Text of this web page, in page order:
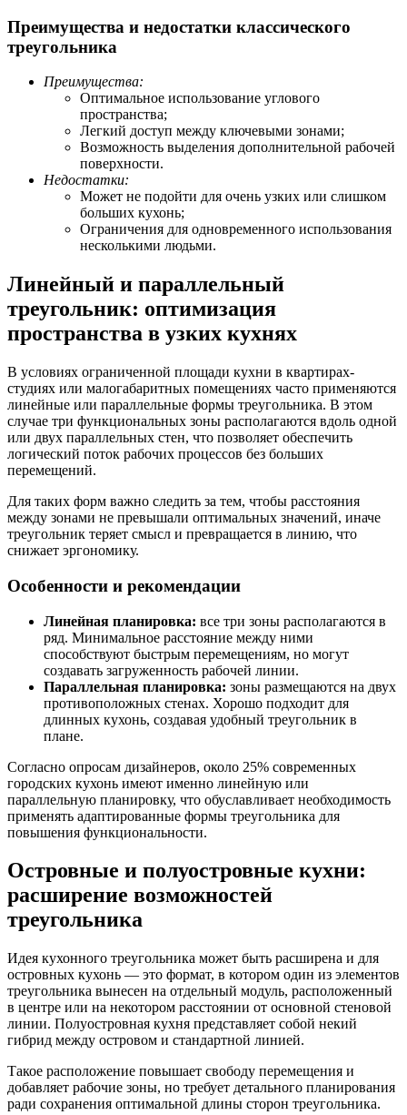
Преимущества и недостатки классического
треугольника
Преимущества:
Оптимальное использование углового
пространства;
Легкий доступ между ключевыми зонами;
Возможность выделения дополнительной рабочей
поверхности.
Недостатки:
Может не подойти для очень узких или слишком
больших кухонь;
Ограничения для одновременного использования
несколькими людьми.
Линейный и параллельный
треугольник: оптимизация
пространства в узких кухнях
В условиях ограниченной площади кухни в квартирах-
студиях или малогабаритных помещениях часто применяются
линейные или параллельные формы треугольника. В этом
случае три функциональных зоны располагаются вдоль одной
или двух параллельных стен, что позволяет обеспечить
логический поток рабочих процессов без больших
перемещений.
Для таких форм важно следить за тем, чтобы расстояния
между зонами не превышали оптимальных значений, иначе
треугольник теряет смысл и превращается в линию, что
снижает эргономику.
Особенности и рекомендации
Линейная планировка: все три зоны располагаются в
ряд. Минимальное расстояние между ними
способствуют быстрым перемещениям, но могут
создавать загруженность рабочей линии.
Параллельная планировка: зоны размещаются на двух
противоположных стенах. Хорошо подходит для
длинных кухонь, создавая удобный треугольник в
плане.
Согласно опросам дизайнеров, около 25% современных
городских кухонь имеют именно линейную или
параллельную планировку, что обуславливает необходимость
применять адаптированные формы треугольника для
повышения функциональности.
Островные и полуостровные кухни:
расширение возможностей
треугольника
Идея кухонного треугольника может быть расширена и для
островных кухонь — это формат, в котором один из элементов
треугольника вынесен на отдельный модуль, расположенный
в центре или на некотором расстоянии от основной стеновой
линии. Полуостровная кухня представляет собой некий
гибрид между островом и стандартной линией.
Такое расположение повышает свободу перемещения и
добавляет рабочие зоны, но требует детального планирования
ради сохранения оптимальной длины сторон треугольника.